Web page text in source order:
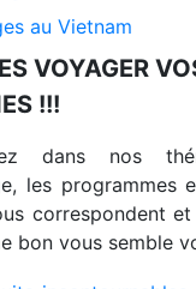
au Vietnam
VOYAGER
!!!
dans nos
les programmes
correspondent et
bon vous semble